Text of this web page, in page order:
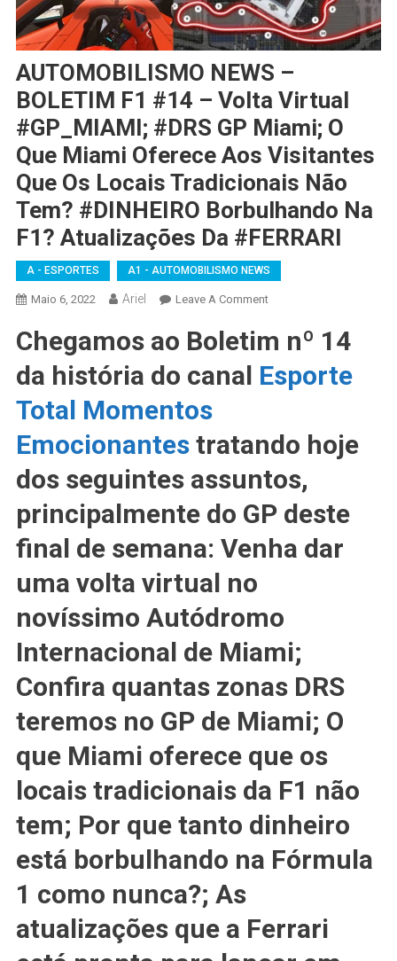
AUTOMOBILISMO NEWS –
BOLETIM F1 #14 – Volta Virtual
#GP_MIAMI; #DRS GP Miami; O
Que Miami Oferece Aos Visitantes
Que Os Locais Tradicionais Não
Tem? #DINHEIRO Borbulhando Na
F1? Atualizações Da #FERRARI
A - ESPORTES A1 - AUTOMOBILISMO NEWS
Maio 6, 2022 Ariel Leave A CommentOn
NEWS
BOLETIM
–
Virtual
#GP_MIAMI;
#DRS
GP
Miami
Oferece
Aos
Visitantes
Os
Tradicionais
Não
#DINHEIRO
Borbulhando
Na
Da
Chegamos ao Boletim nº 14
da história do canal Esporte
Total Momentos
Emocionantestratando hoje
dos seguintes assuntos,
principalmente do GP deste
final de semana: Venha dar
uma volta virtual no
novíssimo Autódromo
Internacional de Miami;
Confira quantas zonas DRS
teremos no GP de Miami; O
que Miami oferece que os
locais tradicionais da F1 não
tem; Por que tanto dinheiro
está borbulhando na Fórmula
1 como nunca?; As
atualizações que a Ferrari